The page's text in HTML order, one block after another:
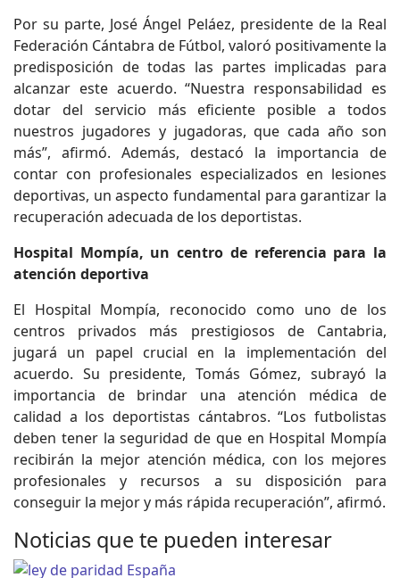
Por su parte, José Ángel Peláez, presidente de la Real
Federación Cántabra de Fútbol, valoró positivamente la
predisposición de todas las partes implicadas para
alcanzar este acuerdo. “Nuestra responsabilidad es
dotar del servicio más eficiente posible a todos
nuestros jugadores y jugadoras, que cada año son
más”, afirmó. Además, destacó la importancia de
contar con profesionales especializados en lesiones
deportivas, un aspecto fundamental para garantizar la
recuperación adecuada de los deportistas.
Hospital Mompía, un centro de referencia para la
atención deportiva
El Hospital Mompía, reconocido como uno de los
centros privados más prestigiosos de Cantabria,
jugará un papel crucial en la implementación del
acuerdo. Su presidente, Tomás Gómez, subrayó la
importancia de brindar una atención médica de
calidad a los deportistas cántabros. “Los futbolistas
deben tener la seguridad de que en Hospital Mompía
recibirán la mejor atención médica, con los mejores
profesionales y recursos a su disposición para
conseguir la mejor y más rápida recuperación”, afirmó.
Noticias que te pueden interesar